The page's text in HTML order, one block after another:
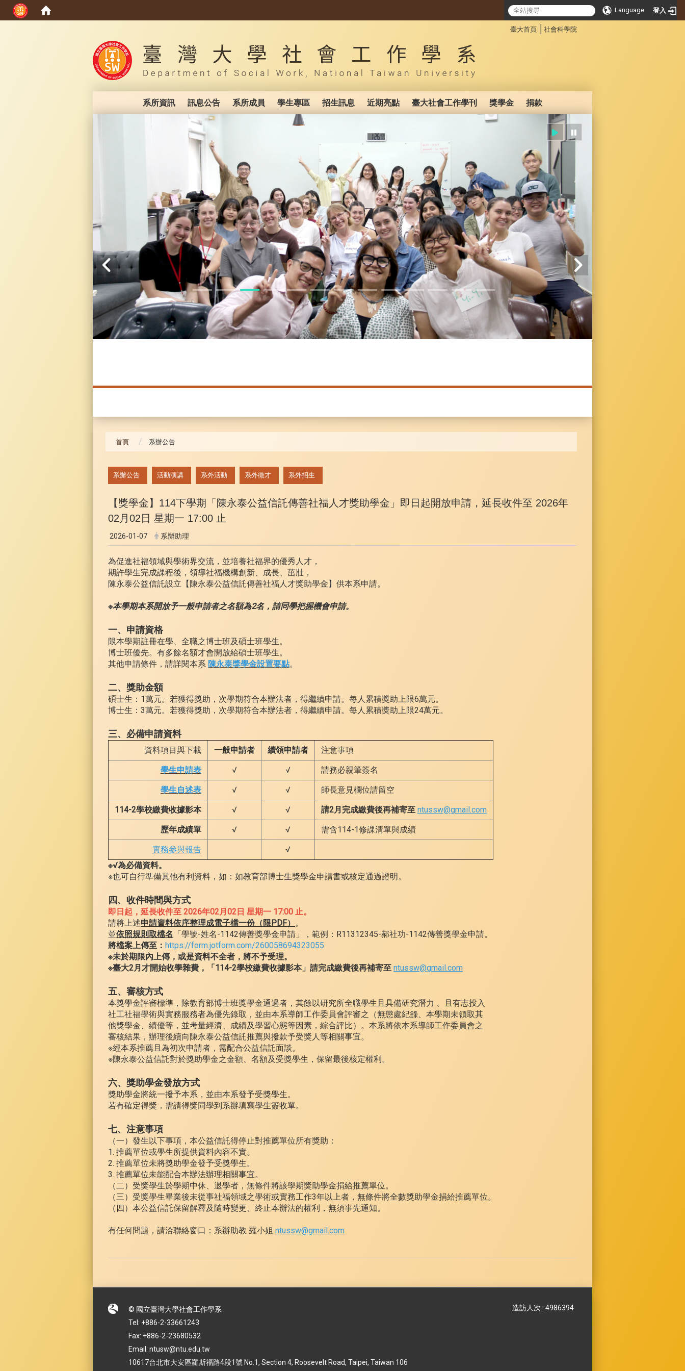
Language 登入
臺大首頁 社會科學院
系所資訊 訊息公告 系所成員 學生專區 招生訊息 近期亮點 臺大社會工作學刊 獎學金 捐款
首頁 系辦公告
系辦公告 活動演講 系外活動 系外徵才 系外招生
【獎學金】114下學期「陳永泰公益信託傳善社福人才獎助學金」即日起開放申請， 延長收件至 2026年
02月02日 星期一 17:00 止
2026-01-07 系辦助理
為促進社福領域與學術界交流，並培養社福界的優秀人才，
期許學生完成課程後，領導社福機構創新、成長、茁壯，
陳永泰公益信託設立【陳永泰公益信託傳善社福人才獎助學金】供本系申請。
※本學期本系開放予一般申請者之名額為2名，請同學把握機會申請。
一、申請資格
限本學期註冊在學、全職之博士班及碩士班學生。
博士班優先。有多餘名額才會開放給碩士班學生。
其他申請條件，請詳閱本系 陳永泰獎學金設置要點。
二、獎助金額
碩士生：1萬元。若獲得獎助，次學期符合本辦法者，得繼續申請。每人累積獎助上限6萬元。
博士生：3萬元。若獲得獎助，次學期符合本辦法者，得繼續申請。每人累積獎助上限24萬元。
三、必備申請資料
資料項目與下載 一般申請者 續領申請者 注意事項
學生申請表 √ √ 請務必親筆簽名
學生自述表 √ √ 師長意見欄位請留空
114-2學校繳費收據影本 √ √ 請2月完成繳費後再補寄至 ntussw@gmail.com
歷年成績單 √ √ 需含114-1修課清單與成績
實務參與報告
√
※√為必備資料。
※也可自行準備其他有利資料，如：如教育部博士生獎學金申請書或核定通過證明。
四、收件時間與方式
即日起，延長收件至 2026年02月02日 星期一 17:00 止。
請將上述申請資料依序整理成電子檔一份（限PDF） 。
並依照規則取檔名 「學號-姓名-1142傳善獎學金申請」，範例：R11312345-郝社功-1142傳善獎學金申請。
將檔案上傳至： https://form.jotform.com/260058694323055
※未於期限內上傳，或是資料不全者，將不予受理。
※臺大2月才開始收學雜費，「114-2學校繳費收據影本」請完成繳費後再補寄至 ntussw@gmail.com
五、審核方式
本獎學金評審標準，除教育部博士班獎學金通過者，其餘以研究所全職學生且具備研究潛力 、且有志投入
社工社福學術與實務服務者為優先錄取，並由本系導師工作委員會評審之（無懲處紀錄、本學期未領取其
他獎學金、績優等，並考量經濟、成績及學習心態等因素，綜合評比）。本系將依本系導師工作委員會之
審核結果，辦理後續向陳永泰公益信託推薦與撥款予受獎人等相關事宜。
※經本系推薦且為初次申請者，需配合公益信託面談。
※陳永泰公益信託對於獎助學金之金額、名額及受獎學生，保留最後核定權利。
六、獎助學金發放方式
獎助學金將統一撥予本系，並由本系發予受獎學生。
若有確定得獎，需請得獎同學到系辦填寫學生簽收單。
七、注意事項
（一）發生以下事項，本公益信託得停止對推薦單位所有獎助：
1. 推薦單位或學生所提供資料內容不實。
2. 推薦單位未將獎助學金發予受獎學生。
3. 推薦單位未能配合本辦法辦理相關事宜。
（二）受獎學生於學期中休、退學者，無條件將該學期獎助學金捐給推薦單位。
（三）受獎學生畢業後未從事社福領域之學術或實務工作3年以上者，無條件將全數獎助學金捐給推薦單位。
（四）本公益信託保留解釋及隨時變更、終止本辦法的權利，無須事先通知。
有任何問題，請洽聯絡窗口：系辦助教 羅小姐 ntussw@gmail.com
© 國立臺灣大學社會工作學系
Tel: +886-2-33661243
Fax: +886-2-23680532
Email: ntusw@ntu.edu.tw
10617台北市大安區羅斯福路4段1號 No.1, Section 4, Roosevelt Road, Taipei, Taiwan 106
造訪人次 : 4986394